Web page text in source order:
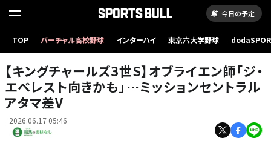
今日の予定
TOP バーチャル高校野球 インターハイ 東京六大学野球
Ascot Racecourse
【キングチャールズ3世S】オブライエン師「ジ・
エベレスト向きかも」…ミッションセントラル
アタマ差V
2026.06.17 05:46